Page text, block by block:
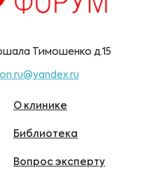
Тимошенко д.15
О клинике
Библиотека
Вопрос эксперту